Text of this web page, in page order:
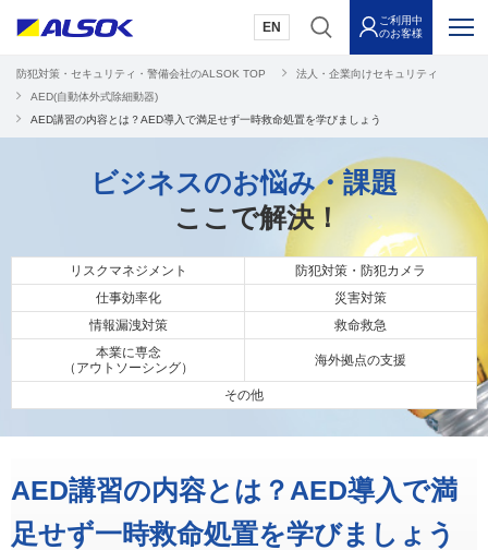
EN
ご利用中
のお客様
防犯対策・セキュリティ・警備会社のALSOK TOP
法人・企業向けセキュリティ
AED(自動体外式除細動器)
AED講習の内容とは？AED導入で満足せず一時救命処置を学びましょう
ビジネスのお悩み・課題
ここで解決！
リスクマネジメント
防犯対策・防犯カメラ
仕事効率化
災害対策
情報漏洩対策
救命救急
本業に専念
（アウトソーシング）
海外拠点の支援
その他
AED講習の内容とは？AED導入で満
足せず一時救命処置を学びましょう